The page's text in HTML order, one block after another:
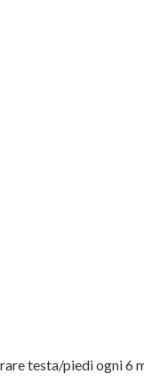
testa/piedi ogni 6